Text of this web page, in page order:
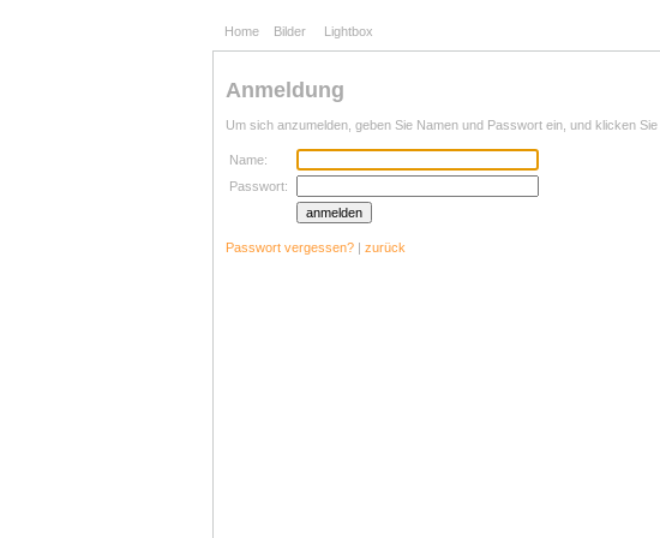
Home Bilder Lightbox
Anmeldung
Um sich anzumelden, geben Sie Namen und Passwort ein, und klicken Sie
Name:
Passwort:
Passwort vergessen? | zurück